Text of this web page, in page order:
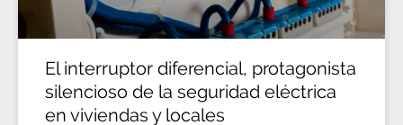
El interruptor diferencial, protagonista
silencioso de la seguridad eléctrica
en viviendas y locales